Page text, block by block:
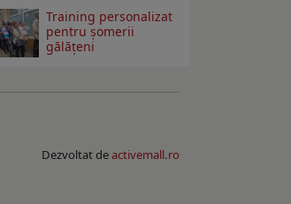
Training personalizat
pentru șomerii
gălățeni
Dezvoltat deactivemall.ro